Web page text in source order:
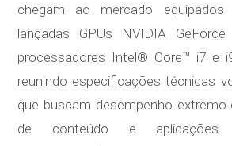
chegam ao mercado
lançadas GPUs NVIDIA
processadores Intel® Core™ i7 e
reunindo especificações técnicas
que buscam desempenho extremo
de conteúdo e aplicações